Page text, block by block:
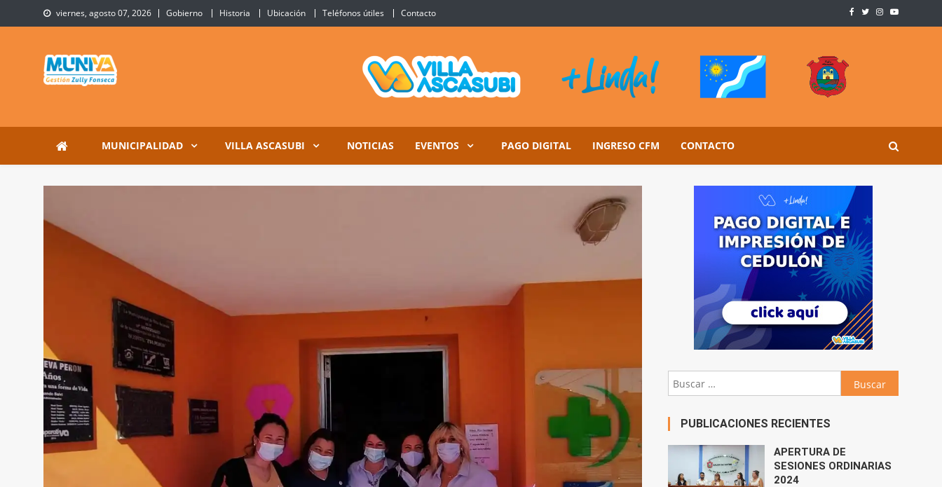
to
viernes, agosto 07, 2026 Gobierno Historia Ubicación Teléfonos útiles Contacto
Municipalidad de Villa Ascasubi
MUNICIPALIDAD VILLA ASCASUBI NOTICIAS EVENTOS PAGO DIGITAL INGRESO CFM CONTACTO
Buscar:
PUBLICACIONES RECIENTES
APERTURA DE
SESIONES ORDINARIAS
2024